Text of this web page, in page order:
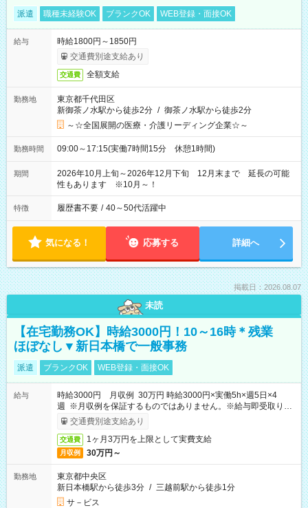
派遣 職種未経験OK ブランクOK WEB登録・面接OK
給与
時給1800円～1850円
交通費別途支給あり
交通費 全額支給
勤務地
東京都千代田区
新御茶ノ水駅から徒歩2分 / 御茶ノ水駅から徒歩2分
～☆全国展開の医療・介護リーディング企業☆～
勤務時間 09:00～17:15(実働7時間15分 休憩1時間)
期間
2026年10月上旬～2026年12月下旬 12月末まで 延長の可能
性もあります ※10月～！
特徴 履歴書不要 / 40～50代活躍中
気になる！ 応募する 詳細へ
掲載日：2026.08.07
未読
【在宅勤務OK】時給3000円！10～16時＊残業
ほぼなし▼新日本橋で一般事務
派遣 ブランクOK WEB登録・面接OK
給与
時給3000円 月収例 30万円 時給3000円×実働5h×週5日×4
週 ※月収例を保証するものではありません。※給与即受取りサ
ービス利用可（利用条件有）
交通費別途支給あり
交通費 1ヶ月3万円を上限として実費支給
月収例 30万円～
勤務地
東京都中央区
新日本橋駅から徒歩3分 / 三越前駅から徒歩1分
サ－ビス